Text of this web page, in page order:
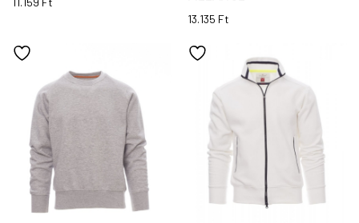
13.135 Ft